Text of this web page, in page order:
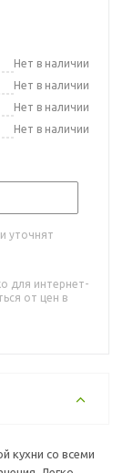
Нет в наличии
Нет в наличии
Нет в наличии
Нет в наличии
уточнят
для интернет-
от цен в
кухни со всеми